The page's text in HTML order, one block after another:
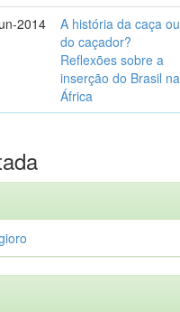
2014
A história da caça ou
do caçador?
Reflexões sobre a
inserção do Brasil na
África